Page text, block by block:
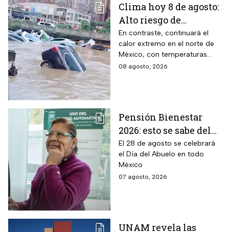
Clima hoy 8 de agosto:
Alto riesgo de
inundaciones y
desbordamiento de
ríos por lluvias
intensas en dos
En contraste, continuará el
calor extremo en el norte de
México, con temperaturas
superiores a 45°C en el
08 agosto, 2026
Pensión Bienestar
2026: esto se sabe del
pago por el Día del
Abuelo en agosto
El 28 de agosto se celebrará
el Día del Abuelo en todo
México
07 agosto, 2026
UNAM revela las